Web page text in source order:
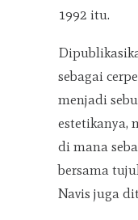
1992 itu.
sebagai
menjadi
estetikanya,
di mana
bersama
Navis juga